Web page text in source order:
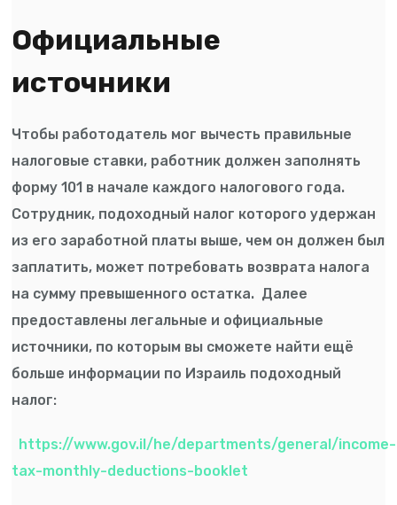
Официальные
источники
Чтобы работодатель мог вычесть правильные
налоговые ставки, работник должен заполнять
форму 101 в начале каждого налогового года.
Сотрудник, подоходный налог которого удержан
из его заработной платы выше, чем он должен был
заплатить, может потребовать возврата налога
на сумму превышенного остатка. Далее
предоставлены легальные и официальные
источники, по которым вы сможете найти ещё
больше информации по Израиль подоходный
налог:
https://www.gov.il/he/departments/general/income-
tax-monthly-deductions-booklet